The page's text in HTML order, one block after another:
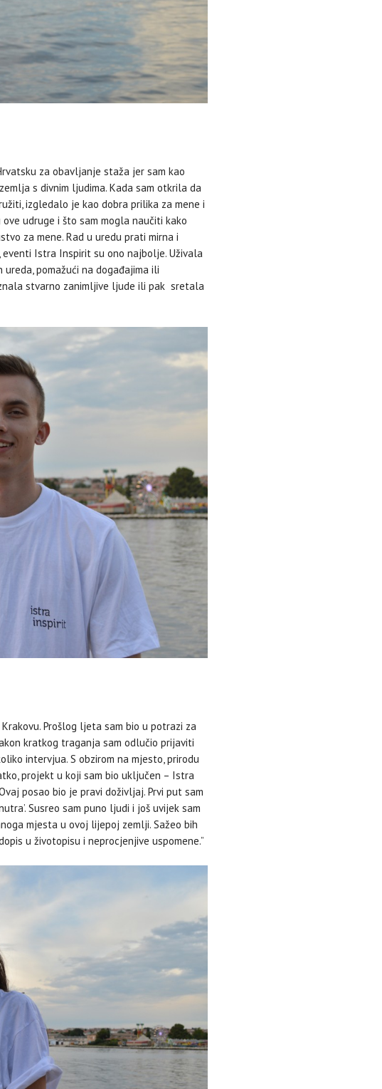
za obavljanje staža jer sam kao
s divnim ljudima. Kada sam otkrila da
izgledalo je kao dobra prilika za mene i
udruge i što sam mogla naučiti kako
za mene. Rad u uredu prati mirna i
Istra Inspirit su ono najbolje. Uživala
ureda, pomažući na događajima ili
stvarno zanimljive ljude ili pak sretala
Prošlog ljeta sam bio u potrazi za
kratkog traganja sam odlučio prijaviti
intervjua. S obzirom na mjesto, prirodu
projekt u koji sam bio uključen – Istra
posao bio je pravi doživljaj. Prvi put sam
Susreo sam puno ljudi i još uvijek sam
mjesta u ovoj lijepoj zemlji. Sažeo bih
u životopisu i neprocjenjive uspomene.”